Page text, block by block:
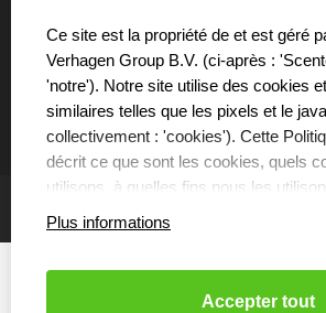
Ce site est la propriété de et est géré
Verhagen Group B.V. (ci-après :
'notre'). Notre site utilise des cookies
similaires telles que les pixels et le
collectivement : 'cookies'). Cette
décrit ce que sont les cookies, quels
utilisons, à quelles fins nous les
partenaires nous collaborons à cet effet.
Plus informations
Accepter tout